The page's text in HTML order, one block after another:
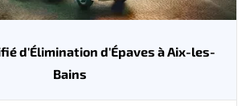
d'Élimination d'Épaves à Aix-les-
Bains